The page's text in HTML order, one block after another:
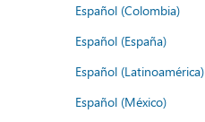
Español (Colombia)
Español (España)
Español (Latinoamérica)
Español (México)